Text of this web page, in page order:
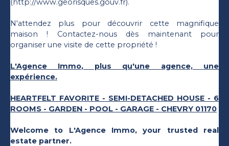
N'attendez plus pour découvrir cette magnifique
maison ! Contactez-nous dès maintenant pour
organiser une visite de cette propriété !
L'Agence Immo, plus qu'une agence, une
expérience.
HEARTFELT FAVORITE - SEMI-DETACHED HOUSE - 6
ROOMS - GARDEN - POOL - GARAGE - CHEVRY 01170
Welcome to L'Agence Immo, your trusted real
estate partner.